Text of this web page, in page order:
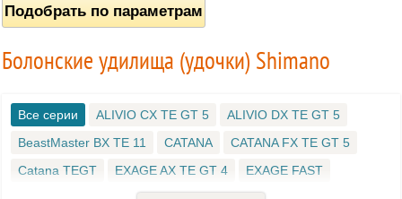
Подобрать по параметрам
Болонские удилища (удочки) Shimano
Все серии ALIVIO CX TE GT 5
ALIVIO DX TE GT 5
BeastMaster BX TE 11
CATANA
CATANA FX TE GT 5
Catana TEGT
EXAGE AX TE GT 4
EXAGE FAST